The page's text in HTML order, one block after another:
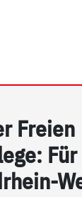
Freien